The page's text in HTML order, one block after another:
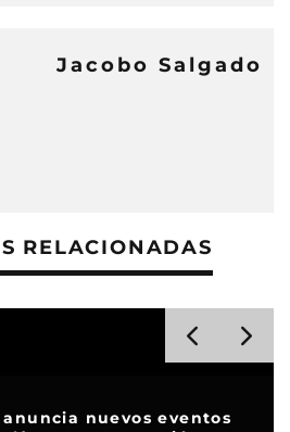
Jacobo Salgado
RELACIONADAS
nuevos eventos